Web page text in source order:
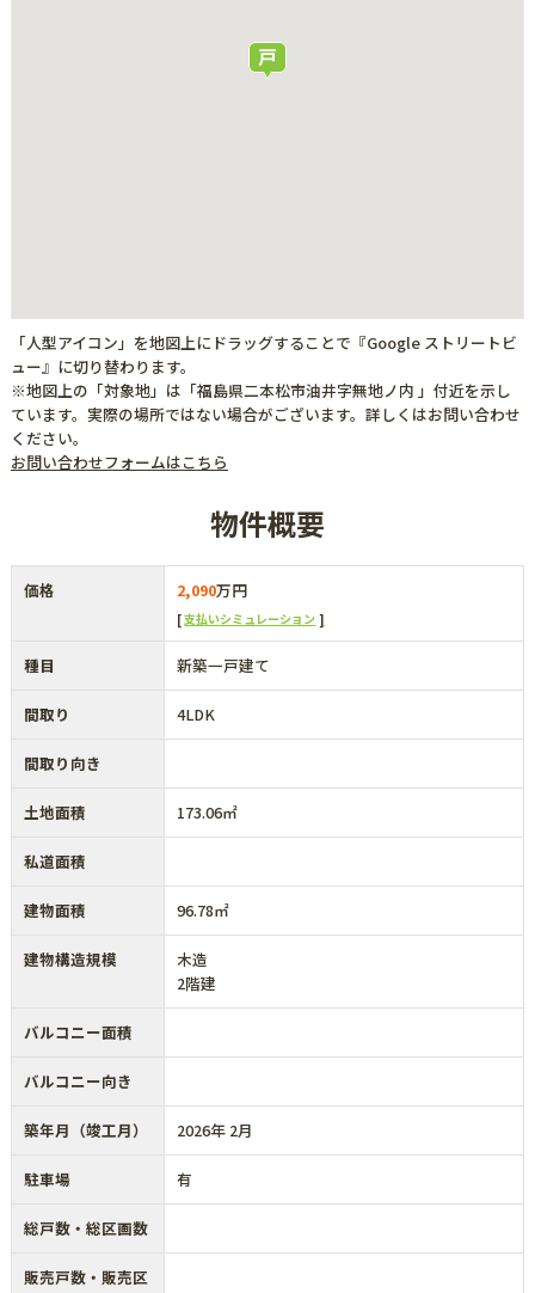
「人型アイコン」を地図上にドラッグすることで『Google ストリートビ
ュー』に切り替わります。
※地図上の「対象地」は「福島県二本松市油井字無地ノ内 」付近を示し
ています。実際の場所ではない場合がございます。詳しくはお問い合わせ
ください。
お問い合わせフォームはこちら
物件概要
価格 2,090万円
支払いシミュレーション
種目 新築一戸建て
間取り 4LDK
間取り向き
土地面積 173.06㎡
私道面積
建物面積 96.78㎡
建物構造規模
木造
2階建
バルコニー面積
バルコニー向き
築年月（竣工月） 2026年 2月
駐車場 有
総戸数・総区画数
販売戸数・販売区